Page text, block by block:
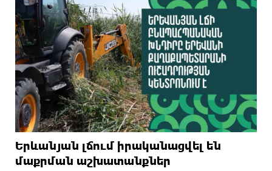
Երևանյան լճում իրականացվել են
մաքրման աշխատանքներ